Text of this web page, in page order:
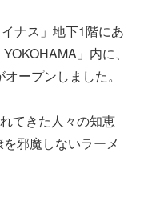
ナス」地下1階にあ
」内に、
ープンしました。
てきた人々の知恵
を邪魔しないラーメ